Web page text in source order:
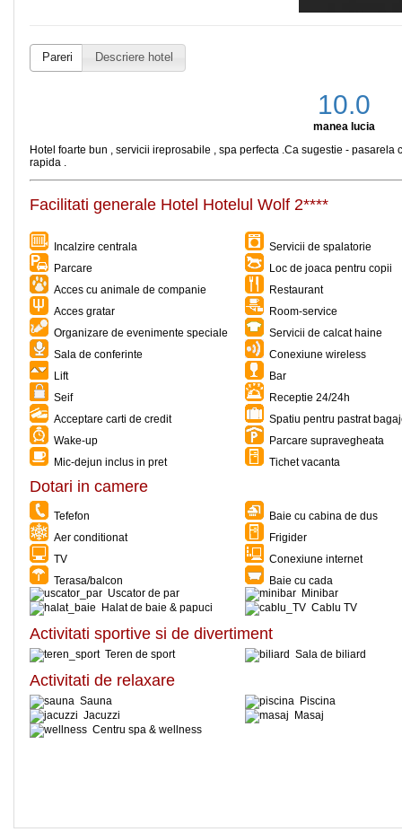
Pareri Descriere hotel
10.0
manea lucia
Hotel foarte bun , servicii ireprosabile , spa perfecta .Ca sugestie - pasarela
rapida .
Facilitati generale Hotel Hotelul Wolf 2****
Incalzire centrala
Servicii de spalatorie
Parcare
Loc de joaca pentru copii
Acces cu animale de companie
Restaurant
Acces gratar
Room-service
Organizare de evenimente speciale
Servicii de calcat haine
Sala de conferinte
Conexiune wireless
Lift
Bar
Seif
Receptie 24/24h
Acceptare carti de credit
Spatiu pentru pastrat
Wake-up
Parcare supravegheata
Mic-dejun inclus in pret
Tichet vacanta
Dotari in camere
Tefefon
Baie cu cabina de dus
Aer conditionat
Frigider
TV
Conexiune internet
Terasa/balcon
Baie cu cada
Uscator de par
Minibar
Halat de baie & papuci
Cablu TV
Activitati sportive si de divertiment
Teren de sport Sala de biliard
Activitati de relaxare
Sauna
Piscina
Jacuzzi
Masaj
Centru spa & wellness